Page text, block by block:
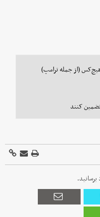
(از جمله ترامپ)
تضمین کنند